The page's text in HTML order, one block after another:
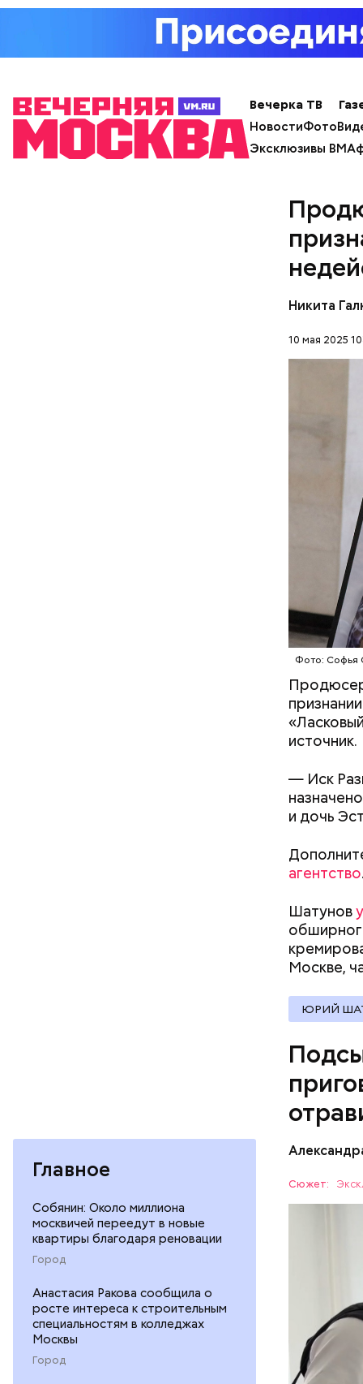
Вечерка ТВ
НовостиФото
Эксклюзивы ВМ
Главное
Собянин: Около миллиона
москвичей переедут в новые
квартиры благодаря реновации
Город
Анастасия Ракова сообщила о
росте интереса к строительным
специальностям в колледжах
Москвы
Город
Никита
10 мая 2025
Фото: Софья
источник.
— Иск
и дочь
агентство.
Шатунов
Москве,
ЮРИЙ
Сюжет:
Все
изъятой
Видео:
Началось
скрытую
матери и
пищу ела
Молодого
дней
—
меры к
Стражи
план
аэропорт.
По